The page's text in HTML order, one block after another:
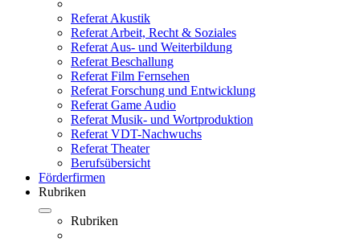
Referat Akustik
Referat Arbeit, Recht & Soziales
Referat Aus- und Weiterbildung
Referat Beschallung
Referat Film Fernsehen
Referat Forschung und Entwicklung
Referat Game Audio
Referat Musik- und Wortproduktion
Referat VDT-Nachwuchs
Referat Theater
Berufsübersicht
Förderfirmen
Rubriken
Rubriken